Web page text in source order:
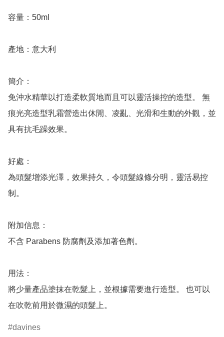
容量：50ml
產地：意大利
簡介：
免沖水精華以打造柔軟質地而且可以靈活操控的造型。 無
痕光亮造型乳霜營造出休閒、凌亂、光滑和生動的外觀，並
具有抗毛躁效果。
好處：
為頭髮增添光澤，效果持久，令頭髮線條分明，靈活易控
制。
附加信息：
不含 Parabens 防腐劑及添加著色劑。
用法：
將少量產品塗抹在乾髮上，並根據需要進行造型。 也可以
在吹乾前用於微濕的頭髮上。
davines